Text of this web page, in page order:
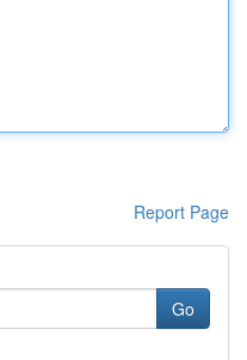
Report Page
Go